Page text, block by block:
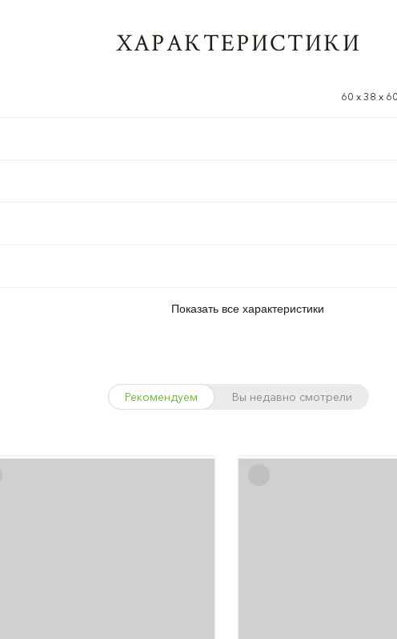
ХАРАКТЕРИСТИКИ
60 х 38 х
Показать все характеристики
Рекомендуем Вы недавно смотрели